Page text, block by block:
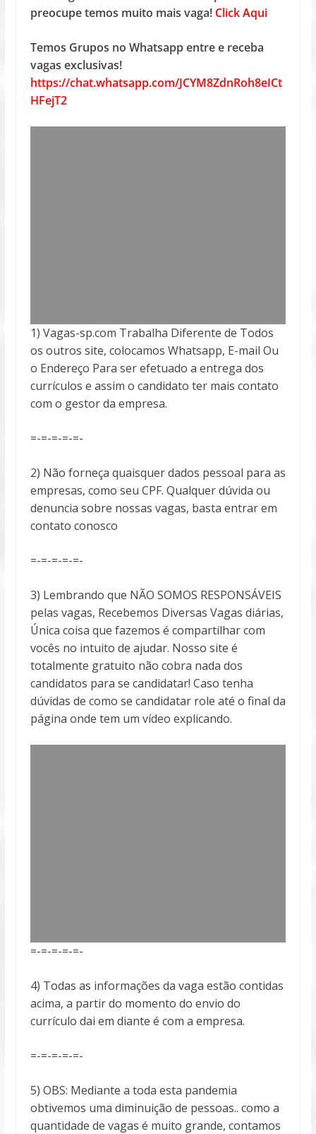
preocupe temos muito mais vaga! Click Aqui
Temos Grupos no Whatsapp entre e receba
vagas exclusivas!
https://chat.whatsapp.com/JCYM8ZdnRoh8eICt
HFejT2
1) Vagas-sp.com Trabalha Diferente de Todos
os outros site, colocamos Whatsapp, E-mail Ou
o Endereço Para ser efetuado a entrega dos
currículos e assim o candidato ter mais contato
com o gestor da empresa.
=-=-=-=-=-
2) Não forneça quaisquer dados pessoal para as
empresas, como seu CPF. Qualquer dúvida ou
denuncia sobre nossas vagas, basta entrar em
contato conosco
=-=-=-=-=-
3) Lembrando que NÃO SOMOS RESPONSÁVEIS
pelas vagas, Recebemos Diversas Vagas diárias,
Única coisa que fazemos é compartilhar com
vocês no intuito de ajudar. Nosso site é
totalmente gratuito não cobra nada dos
candidatos para se candidatar! Caso tenha
dúvidas de como se candidatar role até o final da
página onde tem um vídeo explicando.
=-=-=-=-=-
4) Todas as informações da vaga estão contidas
acima, a partir do momento do envio do
currículo dai em diante é com a empresa.
=-=-=-=-=-
5) OBS: Mediante a toda esta pandemia
obtivemos uma diminuição de pessoas.. como a
quantidade de vagas é muito grande, contamos